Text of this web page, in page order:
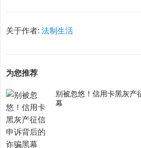
关于作者:法制生活
为您推荐
别被忽悠！信用卡黑灰产
幕